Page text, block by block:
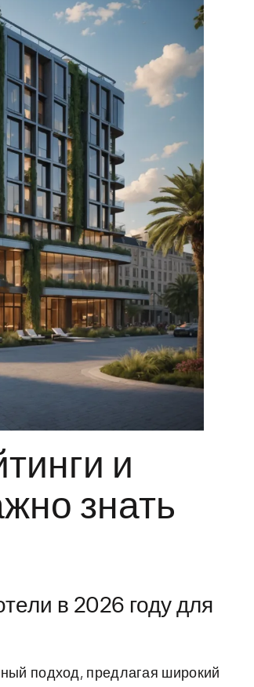
и
знать
в 2026 году для
подход, предлагая широкий